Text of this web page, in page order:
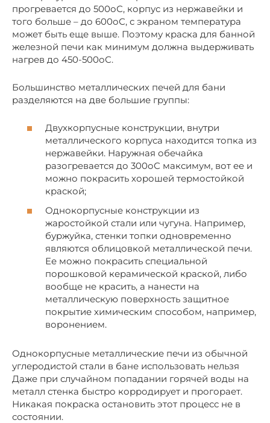
прогревается до 500оС, корпус из нержавейки и
того больше – до 600оС, с экраном температура
может быть еще выше. Поэтому краска для банной
железной печи как минимум должна выдерживать
нагрев до 450-500оС.
Большинство металлических печей для бани
разделяются на две большие группы:
Двухкорпусные конструкции, внутри
металлического корпуса находится топка из
нержавейки. Наружная обечайка
разогревается до 300оС максимум, вот ее и
можно покрасить хорошей термостойкой
краской;
Однокорпусные конструкции из
жаростойкой стали или чугуна. Например,
буржуйка, стенки топки одновременно
являются облицовкой металлической печи.
Ее можно покрасить специальной
порошковой керамической краской, либо
вообще не красить, а нанести на
металлическую поверхность защитное
покрытие химическим способом, например,
воронением.
Однокорпусные металлические печи из обычной
углеродистой стали в бане использовать нельзя
Даже при случайном попадании горячей воды на
металл стенка быстро корродирует и прогорает.
Никакая покраска остановить этот процесс не в
состоянии.